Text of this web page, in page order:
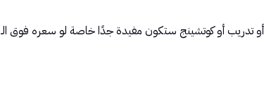
أو كوتشينج ستكون مفيدة جدًا خاصة لو سعره فوق الـ ١٠٠ دولار.